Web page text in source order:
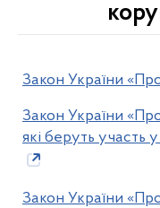
Закон України
Закон України
які беруть участь
Закон України